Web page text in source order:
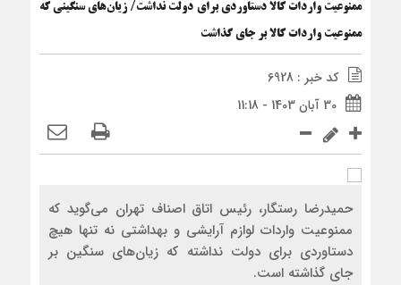
ممنوعیت واردات کالا دستاوردی برای دولت نداشت/ زیان‌های سنگینی که
ممنوعیت واردات کالا بر جای گذاشت
کد خبر : 6928
30 آبان 1403 - 11:18
حمیدرضا رستگار، رئیس اتاق اصناف تهران می‌گوید که
ممنوعیت واردات لوازم آرایشی و بهداشتی نه تنها هیچ
دستاوردی برای دولت نداشته که زیان‌های سنگین بر
جای گذاشته است.